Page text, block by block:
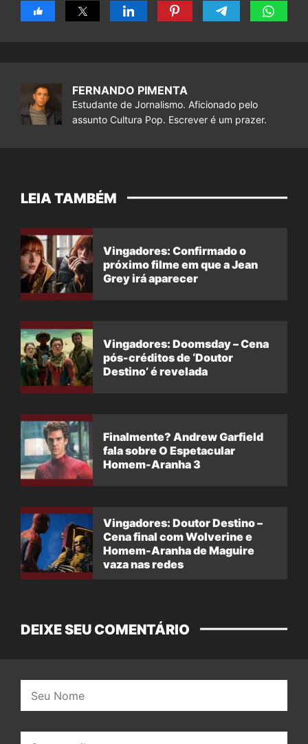
FERNANDO PIMENTA
Estudante de Jornalismo. Aficionado pelo
assunto Cultura Pop. Escrever é um prazer.
LEIA TAMBÉM
Vingadores: Confirmado o
próximo filme em que a Jean
Grey irá aparecer
Vingadores: Doomsday – Cena
pós-créditos de ‘Doutor
Destino’ é revelada
Finalmente? Andrew Garfield
fala sobre O Espetacular
Homem-Aranha 3
Vingadores: Doutor Destino –
Cena final com Wolverine e
Homem-Aranha de Maguire
vaza nas redes
DEIXE SEU COMENTÁRIO